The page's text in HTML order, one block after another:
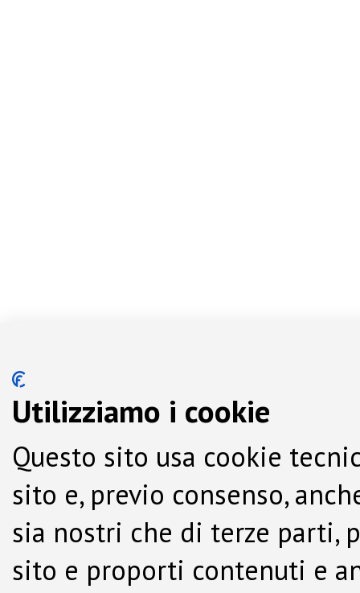
Utilizziamo i cookie
Questo sito usa cookie
sito e, previo consenso,
sia nostri che di terze parti,
sito e proporti contenuti e